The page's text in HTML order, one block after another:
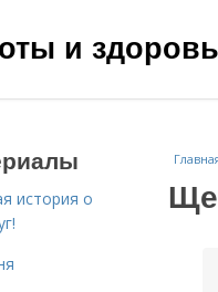
и
история о